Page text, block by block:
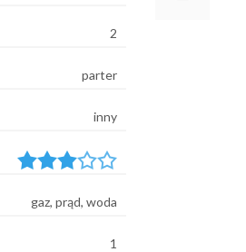
2
parter
inny
gaz, prąd, woda
1